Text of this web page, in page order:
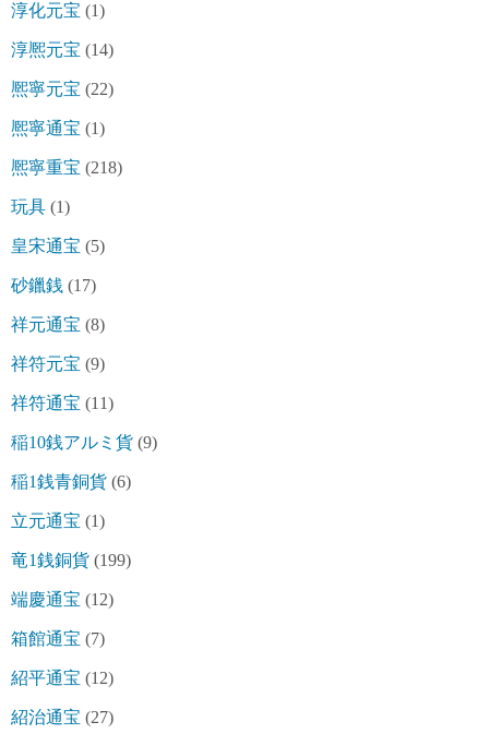
淳化元宝 (1)
淳熈元宝 (14)
熈寧元宝 (22)
熈寧通宝 (1)
熈寧重宝 (218)
玩具 (1)
皇宋通宝 (5)
砂鑞銭 (17)
祥元通宝 (8)
祥符元宝 (9)
祥符通宝 (11)
稲10銭アルミ貨 (9)
稲1銭青銅貨 (6)
立元通宝 (1)
竜1銭銅貨 (199)
端慶通宝 (12)
箱館通宝 (7)
紹平通宝 (12)
紹治通宝 (27)